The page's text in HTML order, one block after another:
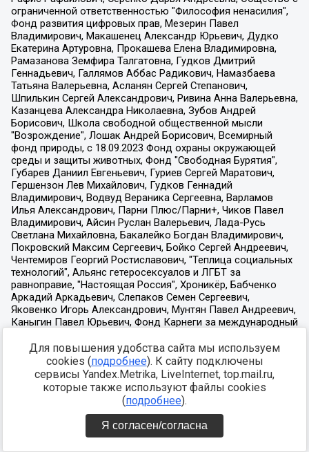
Для повышения удобства сайта мы используем
cookies (подробнее). К сайту подключены
сервисы Yandex.Metrika, LiveInternet, top.mail.ru,
которые также используют файлы cookies
(подробнее).
Я согласен/согласна